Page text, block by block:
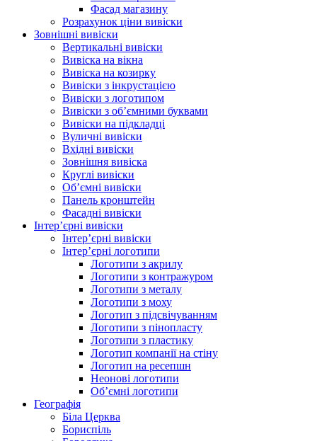
Фасад магазину
Розрахунок ціни вивіски
Зовнішні вивіски
Вертикальні вивіски
Вивіска на вікна
Вивіска на козирку
Вивіски з інкрустацією
Вивіски з логотипом
Вивіски з об’ємними буквами
Вивіски на підкладці
Вуличні вивіски
Вхідні вивіски
Зовнішня вивіска
Круглі вивіски
Об’ємні вивіски
Панель кронштейн
Фасадні вивіски
Інтер’єрні вивіски
Інтер’єрні вивіски
Інтер’єрні логотипи
Логотипи з акрилу
Логотипи з контражуром
Логотипи з металу
Логотипи з моху
Логотип з підсвічуванням
Логотипи з пінопласту
Логотипи з пластику
Логотип компанії на стіну
Логотип на ресепшн
Неонові логотипи
Об’ємні логотипи
Географія
Біла Церква
Бориспіль